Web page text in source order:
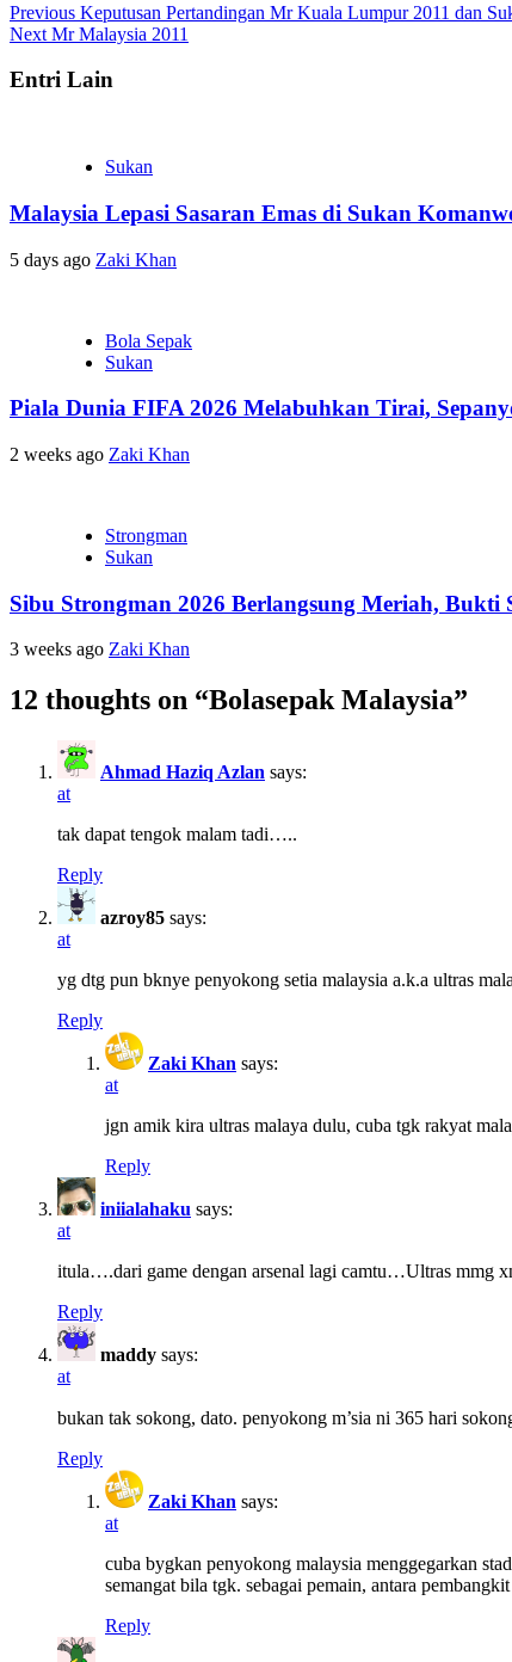
Previous Keputusan Pertandingan Mr Kuala Lumpur 2011 dan
Next Mr Malaysia 2011
Entri Lain
Sukan
Malaysia Lepasi Sasaran Emas di Sukan
5 days ago Zaki Khan
Bola Sepak
Sukan
Piala Dunia FIFA 2026 Melabuhkan Tirai,
2 weeks ago Zaki Khan
Strongman
Sukan
Sibu Strongman 2026 Berlangsung Meriah,
3 weeks ago Zaki Khan
12 thoughts on “Bolasepak Malaysia”
Ahmad Haziq Azlan says:
at
tak dapat tengok malam tadi…..
Reply
azroy85 says:
at
yg dtg pun bknye penyokong setia malaysia a.k.a ultras
Reply
Zaki Khan says:
at
jgn amik kira ultras malaya dulu, cuba tgk rakyat
Reply
iniialahaku says:
at
itula….dari game dengan arsenal lagi camtu…Ultras mmg
Reply
maddy says:
at
bukan tak sokong, dato. penyokong m’sia ni 365 hari
Reply
Zaki Khan says:
at
cuba bygkan penyokong malaysia menggegarkan
semangat bila tgk. sebagai pemain, antara
Reply